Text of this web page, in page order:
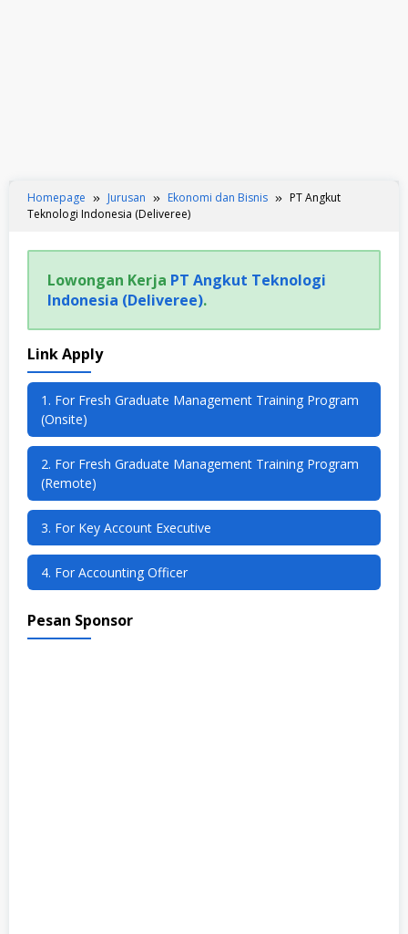
Homepage Jurusan Ekonomi dan Bisnis
PT Angkut
Teknologi Indonesia (Deliveree)
Lowongan Kerja PT Angkut Teknologi
Indonesia (Deliveree).
Link Apply
1. For Fresh Graduate Management Training Program
(Onsite)
2. For Fresh Graduate Management Training Program
(Remote)
3. For Key Account Executive
4. For Accounting Officer
Pesan Sponsor